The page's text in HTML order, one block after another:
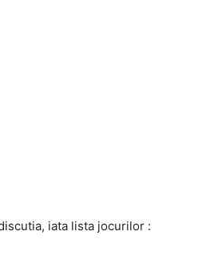
iata lista jocurilor :